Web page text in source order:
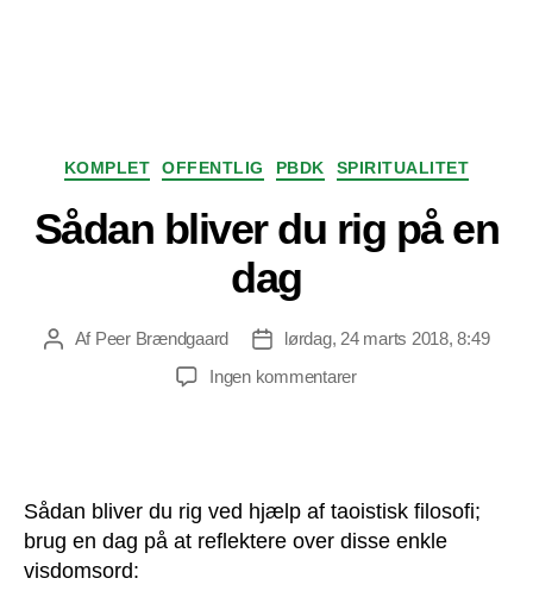
Kategorier
KOMPLET OFFENTLIG PBDK SPIRITUALITET
Sådan bliver du rig på en
dag
Indlægsforfatter
Af Peer Brændgaard Indlægsdato
lørdag, 24 marts 2018, 8:49
Ingen kommentarertil
på
en
Sådan bliver du rig ved hjælp af taoistisk filosofi;
brug en dag på at reflektere over disse enkle
visdomsord: